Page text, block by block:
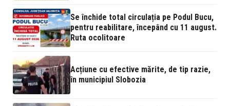
Se închide total circulația pe Podul Bucu,
pentru reabilitare, începând cu 11 august.
Ruta ocolitoare
Acțiune cu efective mărite, de tip razie,
în municipiul Slobozia